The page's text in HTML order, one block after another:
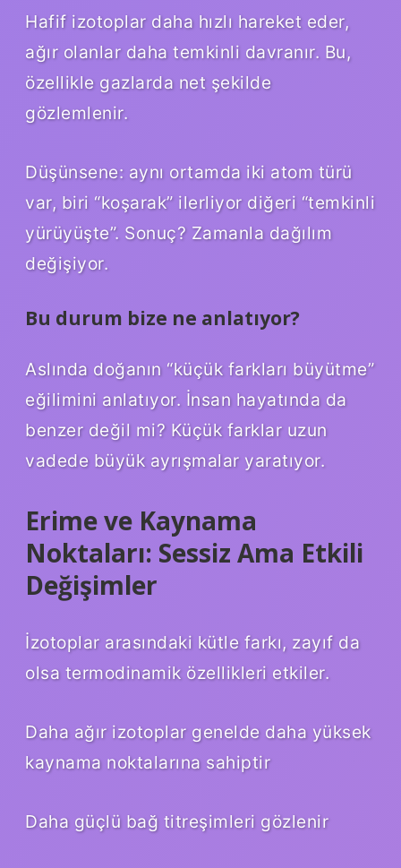
Hafif izotoplar daha hızlı hareket eder,
ağır olanlar daha temkinli davranır. Bu,
özellikle gazlarda net şekilde
gözlemlenir.
Düşünsene: aynı ortamda iki atom türü
var, biri “koşarak” ilerliyor diğeri “temkinli
yürüyüşte”. Sonuç? Zamanla dağılım
değişiyor.
Bu durum bize ne anlatıyor?
Aslında doğanın “küçük farkları büyütme”
eğilimini anlatıyor. İnsan hayatında da
benzer değil mi? Küçük farklar uzun
vadede büyük ayrışmalar yaratıyor.
Erime ve Kaynama
Noktaları: Sessiz Ama Etkili
Değişimler
İzotoplar arasındaki kütle farkı, zayıf da
olsa termodinamik özellikleri etkiler.
Daha ağır izotoplar genelde daha yüksek
kaynama noktalarına sahiptir
Daha güçlü bağ titreşimleri gözlenir